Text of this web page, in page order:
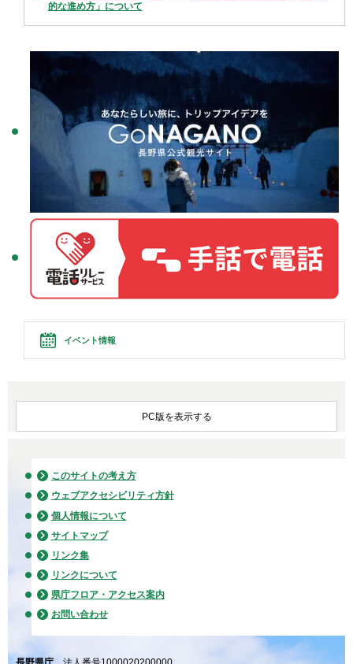
的な進め方」について
イベント情報
PC版を表示する
このサイトの考え方
ウェブアクセシビリティ方針
個人情報について
サイトマップ
リンク集
リンクについて
県庁フロア・アクセス案内
お問い合わせ